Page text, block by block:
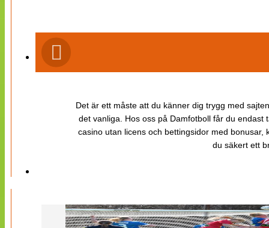
Det är ett måste att du känner dig trygg med
det vanliga. Hos oss på Damfotboll får du
casino utan licens och bettingsidor med
du säkert ett